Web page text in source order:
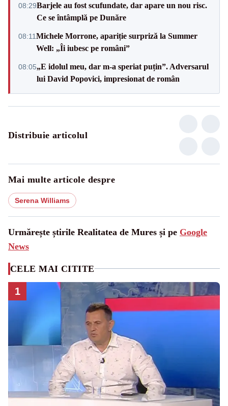
08:29Barjele au fost scufundate, dar apare un nou risc.
Ce se întâmplă pe Dunăre
08:11Michele Morrone, apariție surpriză la Summer
Well: „Îi iubesc pe români”
08:05„E idolul meu, dar m-a speriat puțin”. Adversarul
lui David Popovici, impresionat de român
Distribuie articolul
Mai multe articole despre
Serena Williams
Urmărește știrile Realitatea de Mures și pe Google
News
CELE MAI CITITE
1